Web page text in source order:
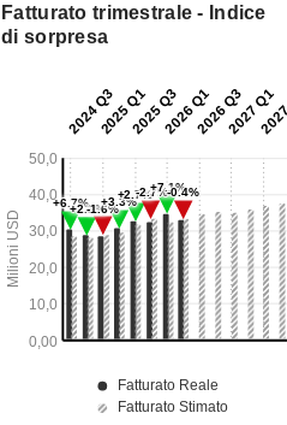
Fatturato trimestrale - Indice
di sorpresa